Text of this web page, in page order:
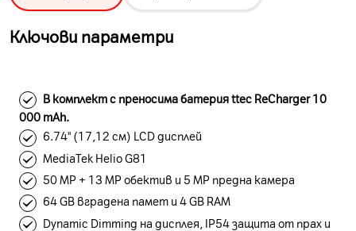
Ключови параметри
В комплект с преносима батерия ttec ReCharger 10
000 mAh.
6.74'' (17,12 см) LCD дисплей
MediaTek Helio G81
50 MP + 13 MP обектив и 5 MP предна камера
64 GB вградена памет и 4 GB RAM
Dynamic Dimming на дисплея, IP54 защита от прах и